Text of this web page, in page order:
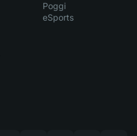
Poggi
eSports